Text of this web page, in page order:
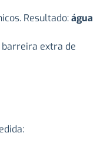
Resultado:água
extra de